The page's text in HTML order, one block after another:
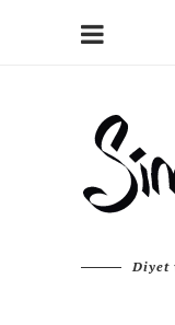
Diyet